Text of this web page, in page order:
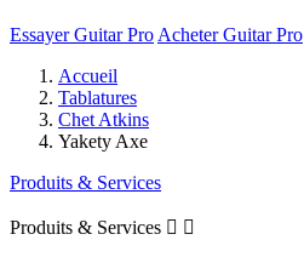
Essayer Guitar Pro Acheter Guitar Pro
Accueil
Tablatures
Chet Atkins
Yakety Axe
Produits & Services
Produits & Services  